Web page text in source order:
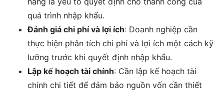
quá trình nhập khẩu.
Đánh giá chi phí và lợi ích: Doanh nghiệp cần
thực hiện phân tích chi phí và lợi ích một cách kỹ
lưỡng trước khi quyết định nhập khẩu.
Lập kế hoạch tài chính: Cần lập kế hoạch tài
chính chi tiết để đảm bảo nguồn vốn cần thiết